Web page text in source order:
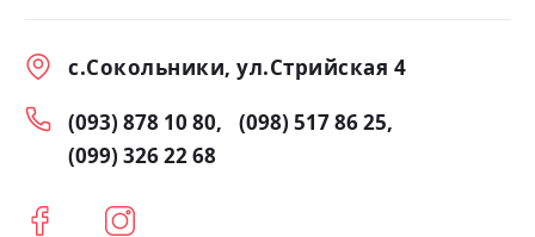
с.Сокольники, ул.Стрийская 4
(093) 878 10 80
(098) 517 86 25
(099) 326 22 68